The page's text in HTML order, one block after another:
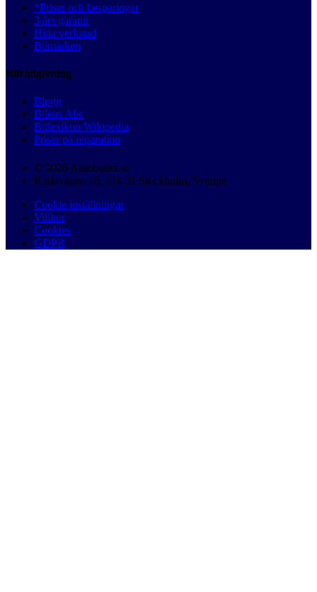
*Priser och besparingar
3 års garanti
Hitta verkstad
Bilmärken
Bilrådgivning
Blogg
Bilens Abc
Billexikon Wikipedia
Priser på reparation
© 2026 Autobutler.se
Karlavägen 18, 114 31 Stockholm, Sverige
Cookie inställningar
Villkor
Cookies
GDPR